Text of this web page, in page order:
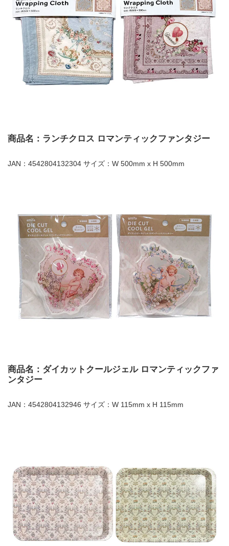
商品名：ランチクロス ロマンティックファンタジー
JAN：4542804132304 サイズ：W 500mm x H 500mm
商品名：ダイカットクールジェル ロマンティックファ
ンタジー
JAN：4542804132946 サイズ：W 115mm x H 115mm